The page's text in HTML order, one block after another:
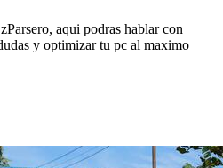
aqui podras hablar con
y optimizar tu pc al maximo